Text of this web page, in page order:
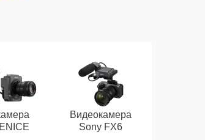
Видеокамера
Sony FX6